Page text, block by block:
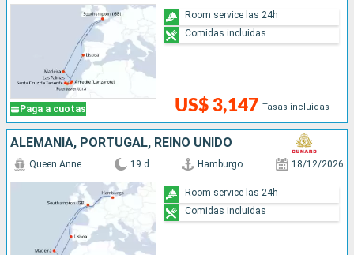
Paga a cuotas US$ 3,147 Tasas incluidas
Room service las 24h
Comidas incluidas
ALEMANIA, PORTUGAL, REINO UNIDO
Queen Anne 19 d Hamburgo 18/12/2026
Room service las 24h
Comidas incluidas